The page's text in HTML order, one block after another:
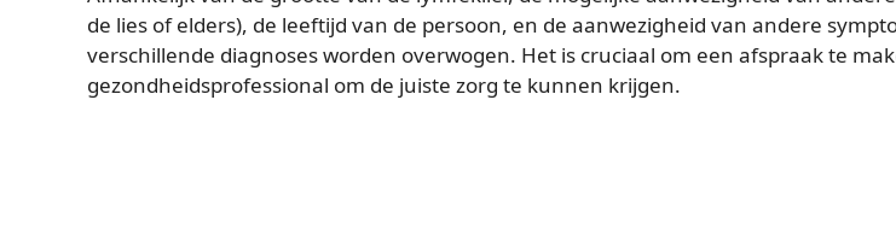
de lies of elders), de leeftijd van de persoon, en de aanwezigheid van andere
verschillende diagnoses worden overwogen. Het is cruciaal om een afspraak te
gezondheidsprofessional om de juiste zorg te kunnen krijgen.